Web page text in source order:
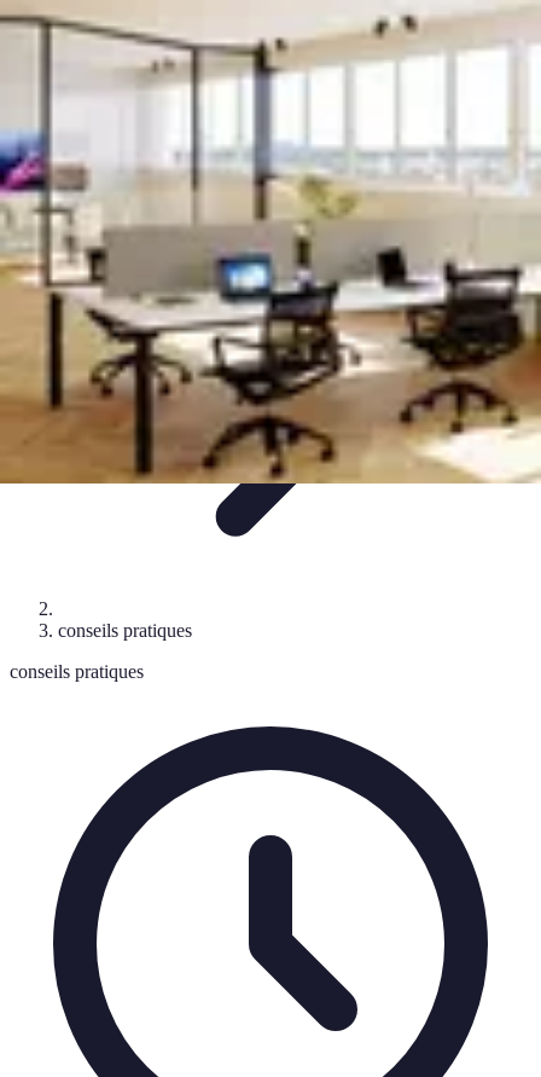
Infirmiers à Domicile
Pratiques et erreursChoix de l'infirmierTechnologie et
Communication et PratiquesCommunication
conseils pratiques
conseils pratiques